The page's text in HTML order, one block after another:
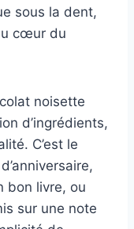
sous la dent,
cœur du
noisette
d’ingrédients,
C’est le
bon livre, ou
sur une note